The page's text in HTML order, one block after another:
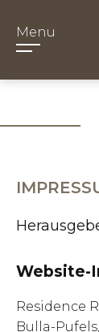
Menu
Website-
Residence
Bulla-